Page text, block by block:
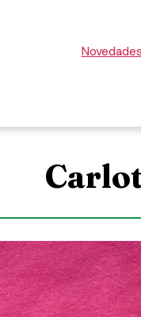
Novedades